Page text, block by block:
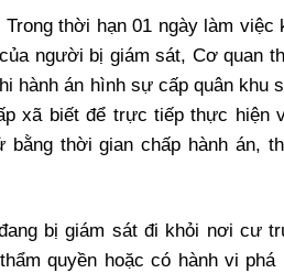
thời hạn 01 ngày làm việc
người bị giám sát, Cơ quan
hành án hình sự cấp quân khu
xã biết để trực tiếp thực hiện
thời gian chấp hành án,
bị giám sát đi khỏi nơi cư
quyền hoặc có hành vi phá